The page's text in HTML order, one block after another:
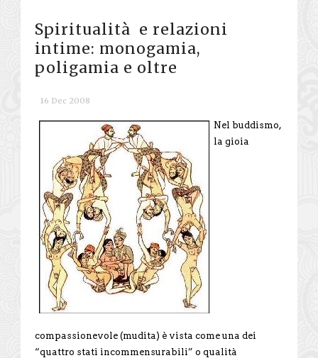
Spiritualità e relazioni
intime: monogamia,
poligamia e oltre
16 Dec 2008
Nel buddismo,
la gioia
compassionevole (mudita) è vista come una dei
“quattro stati incommensurabili” o qualità